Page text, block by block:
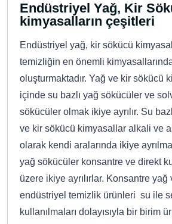
Endüstriyel Yağ, Kir
kimyasalların çeşitleri
Endüstriyel yağ, kir sökücü
temizliğin en önemli
oluşturmaktadır. Yağ ve kir sökücü
içinde su bazlı yağ sökücüler ve
sökücüler olmak ikiye ayrılır. Su
ve kir sökücü kimyasallar alkali ve
olarak kendi aralarında ikiye
yağ sökücüler konsantre ve direkt
üzere ikiye ayrılırlar. Konsantre yağ
endüstriyel temizlik ürünleri su ile
kullanılmaları dolayısıyla bir birim